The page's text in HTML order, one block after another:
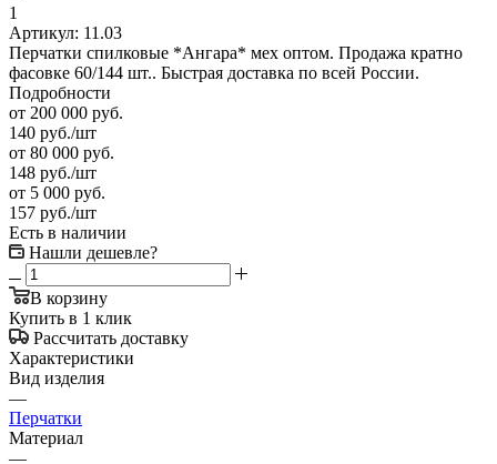
1
Артикул: 11.03
Перчатки спилковые *Ангара* мех оптом. Продажа кратно
фасовке 60/144 шт.. Быстрая доставка по всей России.
Подробности
от 200 000 руб.
140 руб./шт
от 80 000 руб.
148 руб./шт
от 5 000 руб.
157 руб./шт
Есть в наличии
Нашли дешевле?
В корзину
Купить в 1 клик
Рассчитать доставку
Характеристики
Вид изделия
—
Перчатки
Материал
—